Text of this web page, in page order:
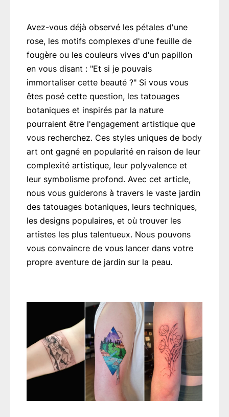
Avez-vous déjà observé les pétales d'une
rose, les motifs complexes d'une feuille de
fougère ou les couleurs vives d'un papillon
en vous disant : "Et si je pouvais
immortaliser cette beauté ?" Si vous vous
êtes posé cette question, les tatouages
botaniques et inspirés par la nature
pourraient être l'engagement artistique que
vous recherchez. Ces styles uniques de body
art ont gagné en popularité en raison de leur
complexité artistique, leur polyvalence et
leur symbolisme profond. Avec cet article,
nous vous guiderons à travers le vaste jardin
des tatouages botaniques, leurs techniques,
les designs populaires, et où trouver les
artistes les plus talentueux. Nous pouvons
vous convaincre de vous lancer dans votre
propre aventure de jardin sur la peau.